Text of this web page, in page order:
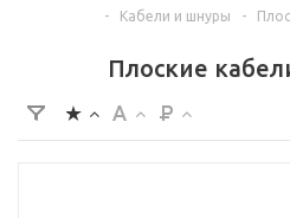
-
Кабели и шнуры -
Плоские